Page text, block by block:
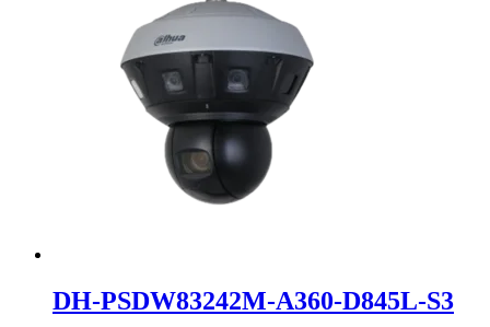
DH-PSDW83242M-A360-D845L-S3